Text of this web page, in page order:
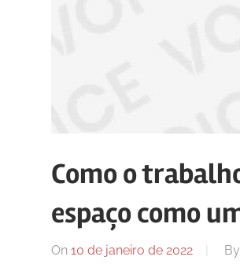
Como o
espaço como
On 10 de janeiro de 2022 By